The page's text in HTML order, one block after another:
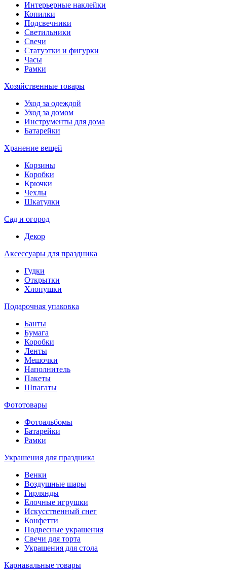
Интерьерные наклейки
Копилки
Подсвечники
Светильники
Свечи
Статуэтки и фигурки
Часы
Рамки
Хозяйственные товары
Уход за одеждой
Уход за домом
Инструменты для дома
Батарейки
Хранение вещей
Корзины
Коробки
Крючки
Чехлы
Шкатулки
Сад и огород
Декор
Аксессуары для праздника
Гудки
Открытки
Хлопушки
Подарочная упаковка
Банты
Бумага
Коробки
Ленты
Мешочки
Наполнитель
Пакеты
Шпагаты
Фототовары
Фотоальбомы
Батарейки
Рамки
Украшения для праздника
Венки
Воздушные шары
Гирлянды
Елочные игрушки
Искусственный снег
Конфетти
Подвесные украшения
Свечи для торта
Украшения для стола
Карнавальные товары